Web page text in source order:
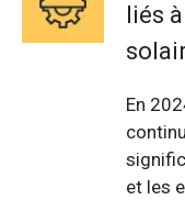
liés
En
et les